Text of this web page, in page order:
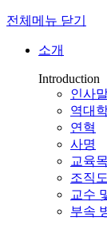
전체메뉴 닫기
소개
Introduction
인사
역대
연혁
사명
교육
조직도
교수
부속